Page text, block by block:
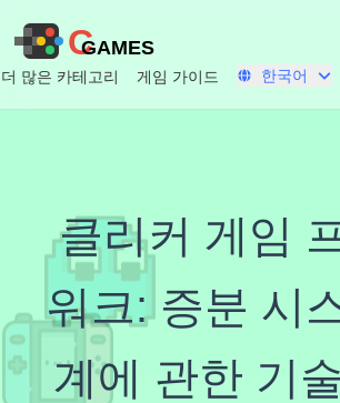
CGAMES
더 많은 카테고리 게임 가이드 한국어
클리커 게임
워크: 증분 시
계에 관한 기